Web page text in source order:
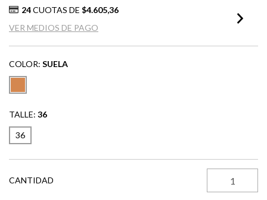
24CUOTAS DE $4.605,36
VER MEDIOS DE PAGO
COLOR: SUELA
TALLE: 36
36
CANTIDAD